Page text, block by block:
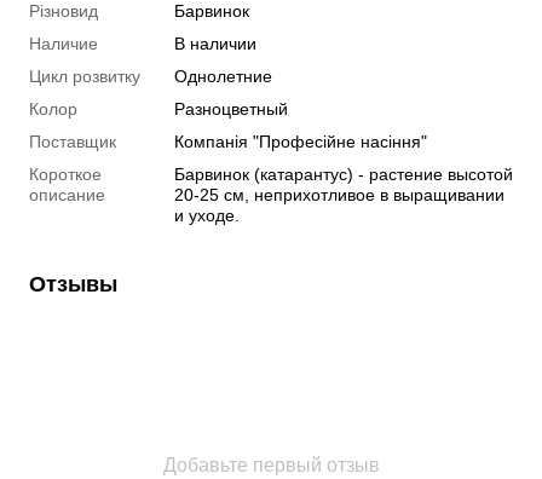
Різновид
Барвинок
Наличие
В наличии
Цикл розвитку
Однолетние
Колор
Разноцветный
Поставщик
Компанія "Професійне насіння"
Короткое
описание
Барвинок (катарантус) - растение высотой
20-25 см, неприхотливое в выращивании
и уходе.
Отзывы
Добавьте первый отзыв